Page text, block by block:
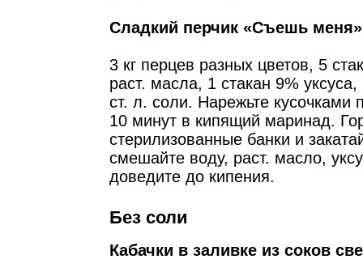
Сладкий перчик «Съешь меня»
3 кг перцев разных цветов, 5
раст. масла, 1 стакан 9%
ст. л. соли. Нарежьте кусочками
10 минут в кипящий маринад.
стерилизованные банки и
смешайте воду, раст. масло,
доведите до кипения.
Без соли
Кабачки в заливке из соков